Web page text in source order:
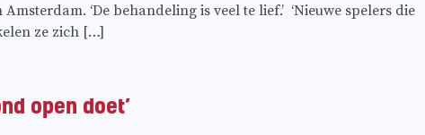
‘De behandeling is veel te lief.’ ‘Nieuwe spelers die
ze zich […]
open doet’